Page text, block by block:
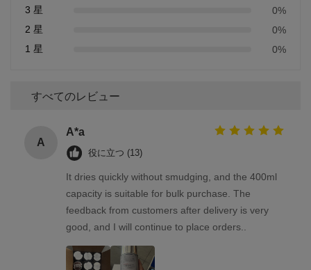
3 星
0%
2 星
0%
1 星
0%
すべてのレビュー
A
A*a
役に立つ (13)
It dries quickly without smudging, and the 400ml
capacity is suitable for bulk purchase. The
feedback from customers after delivery is very
good, and I will continue to place orders..